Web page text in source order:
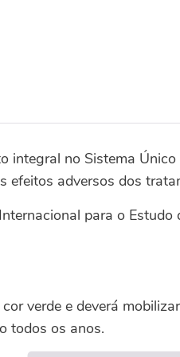
integral no Sistema Único
efeitos adversos dos
para o
verde e deverá
todos os anos.